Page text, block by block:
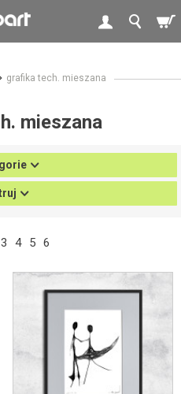
grafika tech. mieszana
mieszana
3 4 5 6